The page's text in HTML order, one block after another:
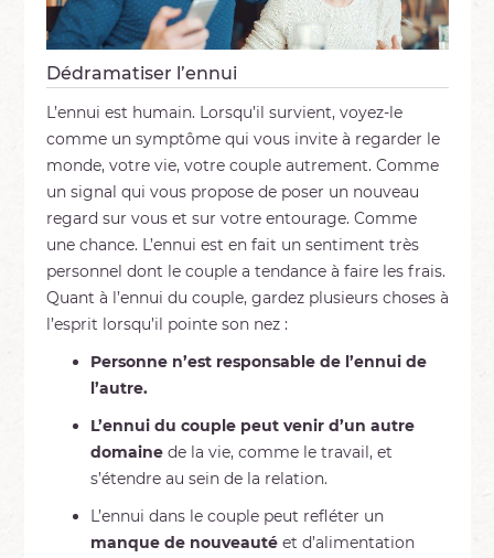
Dédramatiser l’ennui
L’ennui est humain. Lorsqu’il survient, voyez-le
comme un symptôme qui vous invite à regarder le
monde, votre vie, votre couple autrement. Comme
un signal qui vous propose de poser un nouveau
regard sur vous et sur votre entourage. Comme
une chance. L’ennui est en fait un sentiment très
personnel dont le couple a tendance à faire les frais.
Quant à l’ennui du couple, gardez plusieurs choses à
l’esprit lorsqu’il pointe son nez :
Personne n’est responsable de l’ennui de
l’autre.
L’ennui du couple peut venir d’un autre
domaine de la vie, comme le travail, et
s’étendre au sein de la relation.
L’ennui dans le couple peut refléter un
manque de nouveautéet d’alimentation